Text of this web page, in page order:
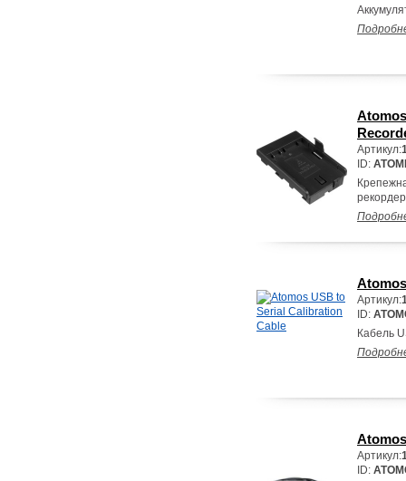
Артикул:
ID:
Артикул:
ID:
Кабель
Артикул:
ID: